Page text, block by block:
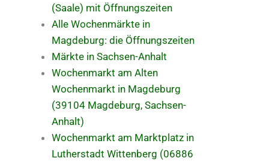
(Saale) mit Öffnungszeiten
Alle Wochenmärkte in
Magdeburg: die Öffnungszeiten
Märkte in Sachsen-Anhalt
Wochenmarkt am Alten
Wochenmarkt in Magdeburg
(39104 Magdeburg, Sachsen-
Anhalt)
Wochenmarkt am Marktplatz in
Lutherstadt Wittenberg (06886